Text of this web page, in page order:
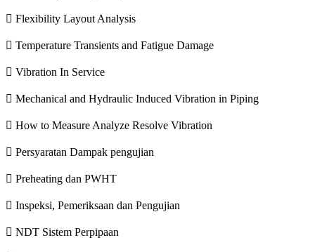
 Flexibility Layout Analysis
 Temperature Transients and Fatigue Damage
 Vibration In Service
 Mechanical and Hydraulic Induced Vibration in Piping
 How to Measure Analyze Resolve Vibration
 Persyaratan Dampak pengujian
 Preheating dan PWHT
 Inspeksi, Pemeriksaan dan Pengujian
 NDT Sistem Perpipaan